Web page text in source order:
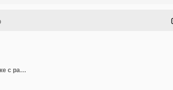
День защиты детей девочка едет на деревянной лошади по лужайке с растениями и облаками на заднем плане